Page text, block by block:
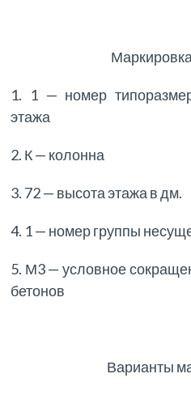
1. 1 — номер
этажа
2. К — колонна
3. 72 — высота этажа в дм.
4. 1 — номер группы
5. М3 — условное
бетонов
Варианты